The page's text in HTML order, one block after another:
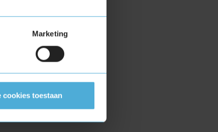
Marketing
cookies toestaan